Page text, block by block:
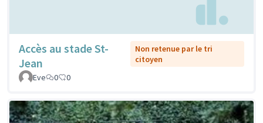
Accès au stade St-
Jean
Non retenue par le tri
citoyen
Eve
0 0